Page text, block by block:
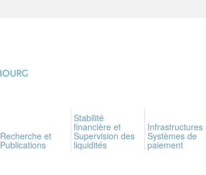
Recherche et
Publications
Stabilité
financière et
Supervision des
liquidités
Infrastructures
Systèmes de
paiement